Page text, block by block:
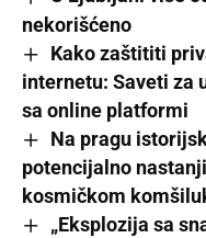
nekorišćeno
Kako zaštititi
internetu: Saveti za
sa online platformi
Na pragu
potencijalno
kosmičkom
„Eksplozija sa